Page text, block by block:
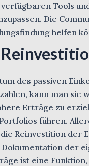
Tools
Die
helfen
des passiven
kann man
Erträge zu
führen.
Reinvestition
der
ist eine